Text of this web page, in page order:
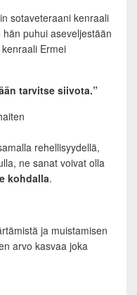
sotaveteraani kenraali
puhui aseveljestään
Ermei
tarvitse siivota.”
rehellisyydellä,
ne sanat voivat olla
kohdalla.
ja muistamisen
arvo kasvaa joka